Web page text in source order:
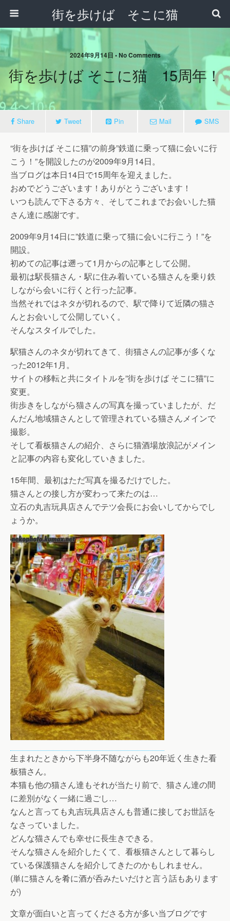
街を歩けば そこに猫
2024年9月14日 • No Comments
街を歩けば そこに猫 15周年！
Share Tweet Pin Mail SMS
“街を歩けば そこに猫”の前身”鉄道に乗って猫に会いに行
こう！”を開設したのが2009年9月14日。
当ブログは本日14日で15周年を迎えました。
おめでどうございます！ありがとうございます！
いつも読んで下さる方々、そしてこれまでお会いした猫
さん達に感謝です。
2009年9月14日に”鉄道に乗って猫に会いに行こう！”を
開設。
初めての記事は遡って1月からの記事として公開。
最初は駅長猫さん・駅に住み着いている猫さんを乗り鉄
しながら会いに行くと行った記事。
当然それではネタが切れるので、駅で降りて近隣の猫さ
んとお会いして公開していく。
そんなスタイルでした。
駅猫さんのネタが切れてきて、街猫さんの記事が多くな
った2012年1月。
サイトの移転と共にタイトルを”街を歩けば そこに猫”に
変更。
街歩きをしながら猫さんの写真を撮っていましたが、だ
んだん地域猫さんとして管理されている猫さんメインで
撮影。
そして看板猫さんの紹介、さらに猫酒場放浪記がメイン
と記事の内容も変化していきました。
15年間、最初はただ写真を撮るだけでした。
猫さんとの接し方が変わって来たのは…
立石の丸吉玩具店さんでテツ会長にお会いしてからでし
ょうか。
生まれたときから下半身不随ながらも20年近く生きた看
板猫さん。
本猫も他の猫さん達もそれが当たり前で、猫さん達の間
に差別がなく一緒に過ごし…
なんと言っても丸吉玩具店さんも普通に接してお世話を
なさっていました。
どんな猫さんでも幸せに長生きできる。
そんな猫さんを紹介したくて、看板猫さんとして暮らし
ている保護猫さんを紹介してきたのかもしれません。
(単に猫さんを肴に酒が呑みたいだけと言う話もあります
が)
文章が面白いと言ってくださる方が多い当ブログです